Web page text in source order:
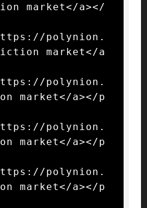
market</a></
polynion.
market</a
polynion.
market</a></p
polynion.
market</a></p
polynion.
market</a></p